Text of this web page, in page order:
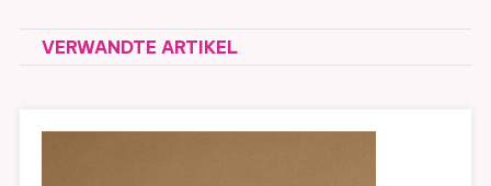
VERWANDTE ARTIKEL